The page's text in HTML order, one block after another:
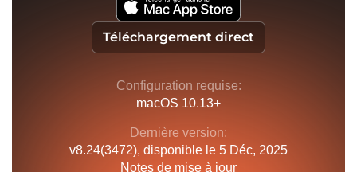
Téléchargement direct
Configuration requise:
macOS 10.13+
Dernière version:
v8.24(3472), disponible le 5 Déc, 2025
Notes de mise à jour